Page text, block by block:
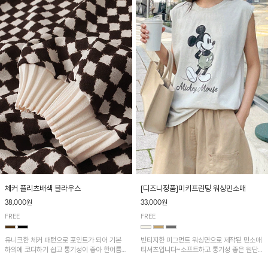
체커 플리츠배색 블라우스
38,000원
FREE
유니크한 체커 패턴으로 포인트가 되어 기본
하의에 코디하기 쉽고 통기성이 좋아 한여름에
[디즈니정품]미키프린팅 워싱민소매
33,000원
FREE
빈티지한 피그먼트 워싱면으로 제작된 민소매
티셔츠입니다~소프트하고 통기성 좋은 원단